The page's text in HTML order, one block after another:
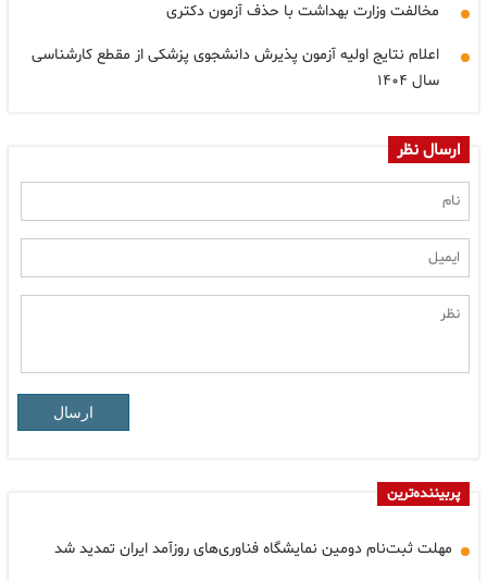
مخالفت وزارت بهداشت با حذف آزمون دکتری
اعلام نتایج اولیه آزمون پذیرش دانشجوی پزشکی از مقطع کارشناسی
سال ۱۴۰۴
ارسال نظر
ارسال
پربیننده‌ترین
مهلت ثبت‌نام دومین نمایشگاه فناوری‌های روزآمد ایران تمدید شد